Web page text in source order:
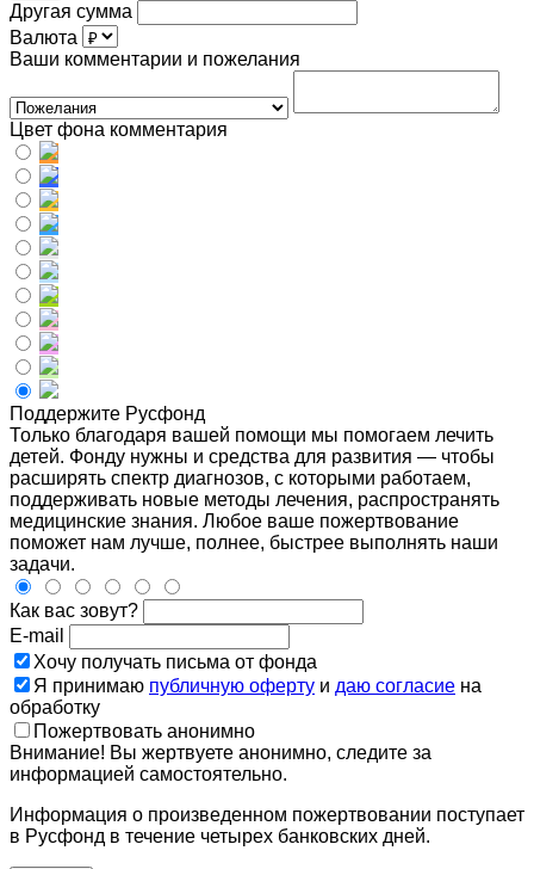
Другая сумма
Валюта
Ваши комментарии и пожелания
Цвет фона комментария
Поддержите Русфонд
Только благодаря вашей помощи мы помогаем лечить
детей. Фонду нужны и средства для развития — чтобы
расширять спектр диагнозов, с которыми работаем,
поддерживать новые методы лечения, распространять
медицинские знания. Любое ваше пожертвование
поможет нам лучше, полнее, быстрее выполнять наши
задачи.
Как вас зовут?
E-mail
Хочу получать письма от фонда
Я принимаю публичную оферту и даю согласие на
обработку
Пожертвовать анонимно
Внимание! Вы жертвуете анонимно, следите за
информацией самостоятельно.
Информация о произведенном пожертвовании поступает
в Русфонд в течение четырех банковских дней.